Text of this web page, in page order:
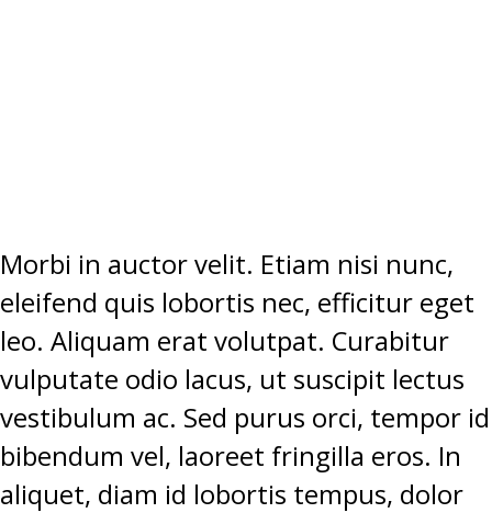
Morbi in auctor velit. Etiam nisi nunc,
eleifend quis lobortis nec, efficitur eget
leo. Aliquam erat volutpat. Curabitur
vulputate odio lacus, ut suscipit lectus
vestibulum ac. Sed purus orci, tempor id
bibendum vel, laoreet fringilla eros. In
aliquet, diam id lobortis tempus, dolor